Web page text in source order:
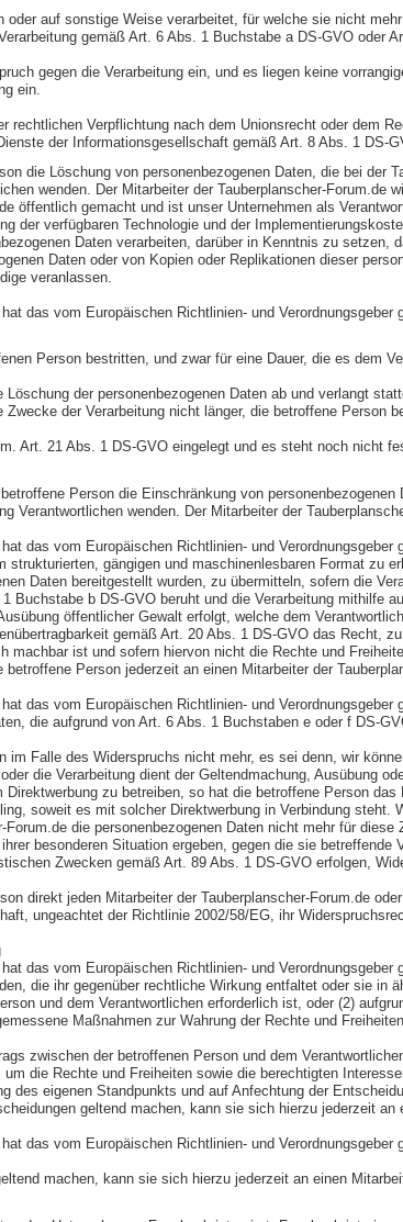
auf sonstige Weise verarbeitet, für welche sie nicht mehr
gemäß Art. 6 Abs. 1 Buchstabe a DS-GVO oder
gegen die Verarbeitung ein, und es liegen keine
ein.
rechtlichen Verpflichtung nach dem Unionsrecht oder dem
der Informationsgesellschaft gemäß Art. 8 Abs. 1 DS-
die Löschung von personenbezogenen Daten, die bei
wenden. Der Mitarbeiter der Tauberplanscher-Forum.de
öffentlich gemacht und ist unser Unternehmen als
der verfügbaren Technologie und der
Daten verarbeiten, darüber in Kenntnis zu
Daten oder von Kopien oder Replikationen dieser
veranlassen.
das vom Europäischen Richtlinien- und
Person bestritten, und zwar für eine Dauer, die es dem
der personenbezogenen Daten ab und verlangt
der Verarbeitung nicht länger, die betroffene Person
Art. 21 Abs. 1 DS-GVO eingelegt und es steht noch nicht
Person die Einschränkung von
Verantwortlichen wenden. Der Mitarbeiter der
das vom Europäischen Richtlinien- und
gängigen und maschinenlesbaren Format zu
Daten bereitgestellt wurden, zu übermitteln, sofern die
b DS-GVO beruht und die Verarbeitung mithilfe
öffentlicher Gewalt erfolgt, welche dem
gemäß Art. 20 Abs. 1 DS-GVO das Recht,
ist und sofern hiervon nicht die Rechte und
Person jederzeit an einen Mitarbeiter der
das vom Europäischen Richtlinien- und
die aufgrund von Art. 6 Abs. 1 Buchstaben e oder f DS-
im Falle des Widerspruchs nicht mehr, es sei denn, wir
die Verarbeitung dient der Geltendmachung, Ausübung
zu betreiben, so hat die betroffene Person
soweit es mit solcher Direktwerbung in Verbindung steht.
die personenbezogenen Daten nicht mehr für diese
besonderen Situation ergeben, gegen die sie betreffende
Zwecken gemäß Art. 89 Abs. 1 DS-GVO erfolgen,
direkt jeden Mitarbeiter der Tauberplanscher-Forum.de
ungeachtet der Richtlinie 2002/58/EG, ihr
das vom Europäischen Richtlinien- und
die ihr gegenüber rechtliche Wirkung entfaltet oder sie in
und dem Verantwortlichen erforderlich ist, oder (2)
Maßnahmen zur Wahrung der Rechte und
zwischen der betroffenen Person und dem
die Rechte und Freiheiten sowie die berechtigten
des eigenen Standpunkts und auf Anfechtung der
geltend machen, kann sie sich hierzu jederzeit
das vom Europäischen Richtlinien- und
machen, kann sie sich hierzu jederzeit an einen